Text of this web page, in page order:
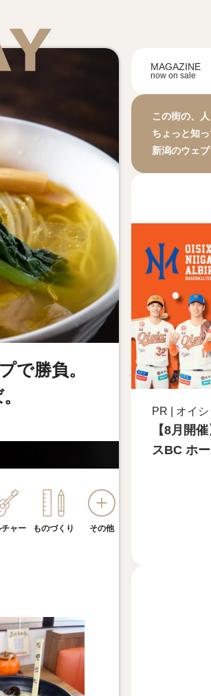
で勝負。
チャー ものづくり その他
MAGAZINE
now on sale
この街の、人
ちょっと知
新潟のウェ
PR | オイ
【8月開
スBC ホ